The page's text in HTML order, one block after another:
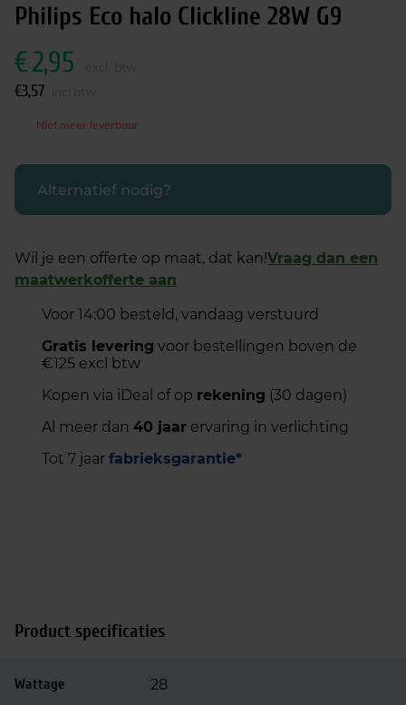
Philips Eco halo Clickline 28W G9
€2,95
€3,57
Niet meer leverbaar
Alternatief nodig?
Wil je een offerte op maat, dat kan!Vraag dan een
maatwerkofferte aan
Voor 14:00 besteld, vandaag verstuurd
Gratis levering voor bestellingen boven de
€125 excl btw
Kopen via iDeal of op rekening (30 dagen)
Al meer dan 40 jaar ervaring in verlichting
Tot 7 jaar fabrieksgarantie*
Product specificaties
Wattage 28